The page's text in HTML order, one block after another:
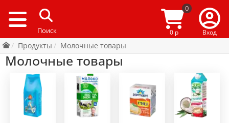
0
0 р Вход
Продукты Молочные товары
Молочные товары